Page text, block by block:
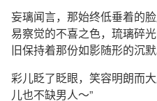
妄璃闻言，那始终低垂着的
易察觉的不喜之色，琉璃碎
旧保持着那份如影随形的沉默
彩儿眨了眨眼，笑容明朗而
儿也不缺男人～”